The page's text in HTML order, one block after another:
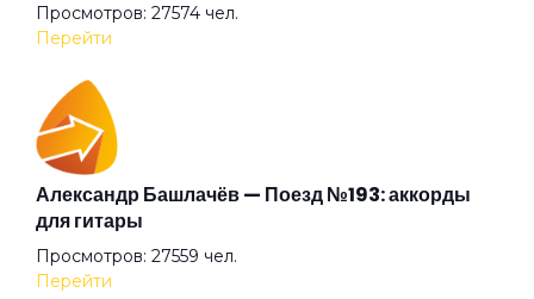
Беги
Бежали прочь
Безумные выси
Белая
Просмотров: 27574 чел.
Перейти
Александр Башлачёв — Поезд №193: аккорды
для гитары
Просмотров: 27559 чел.
Перейти